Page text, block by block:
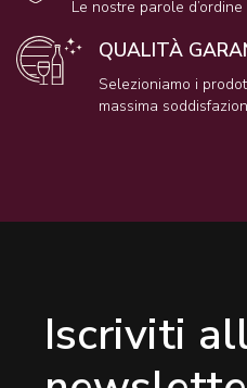
Le nostre parole
QUALITÀ
Selezioniamo i
massima
Iscriviti